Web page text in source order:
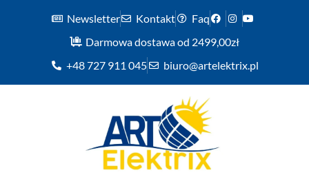
Newsletter Kontakt
Faq
Darmowa dostawa od 2499,00zł
+48 727 911 045
biuro@artelektrix.pl